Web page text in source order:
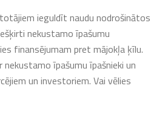
ieguldīt naudu nodrošinātos
nekustamo īpašumu
finansējumam pret mājokļa ķīlu.
īpašumu īpašnieki un
un investoriem. Vai vēlies